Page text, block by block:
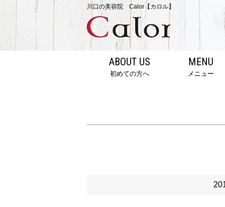
川口の美容院 Calor【カロル】
ABOUT US
初めての方へ
MENU
メニュー